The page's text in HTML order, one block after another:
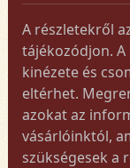
A részletekről
tájékozódjon.
kinézete és
eltérhet.
azokat az
vásárlóinktól,
szükségesek a